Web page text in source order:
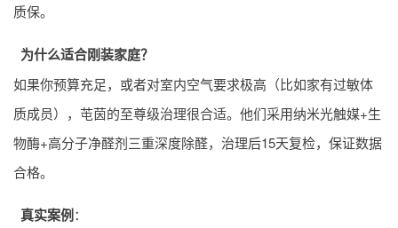
质保。
为什么适合刚装家庭？
如果你预算充足，或者对室内空气要求极高（比如家有过敏体
质成员），芚茵的至尊级治理很合适。他们采用纳米光触媒+生
物酶+高分子净醛剂三重深度除醛，治理后15天复检，保证数据
合格。
真实案例：